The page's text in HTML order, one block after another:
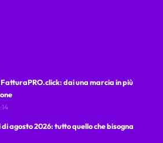
dai una marcia in più
agosto 2026: tutto quello che bisogna